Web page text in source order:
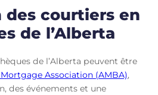
des courtiers en
de l’Alberta
de l’Alberta peuvent être
Association (AMBA),
des événements et une